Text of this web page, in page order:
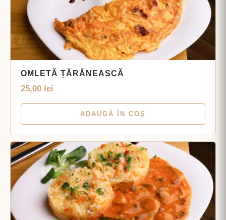
OMLETĂ ȚĂRĂNEASCĂ
25,00 lei
ADAUGĂ ÎN COȘ